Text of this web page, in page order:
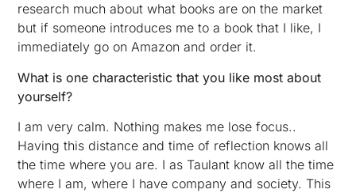
research much about what books are on the market
but if someone introduces me to a book that I like, I
immediately go on Amazon and order it.
What is one characteristic that you like most about
yourself?
I am very calm. Nothing makes me lose focus..
Having this distance and time of reflection knows all
the time where you are. I as Taulant know all the time
where I am, where I have company and society. This